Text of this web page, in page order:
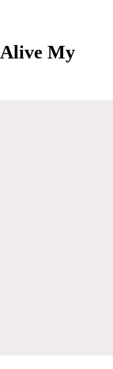
Alive My